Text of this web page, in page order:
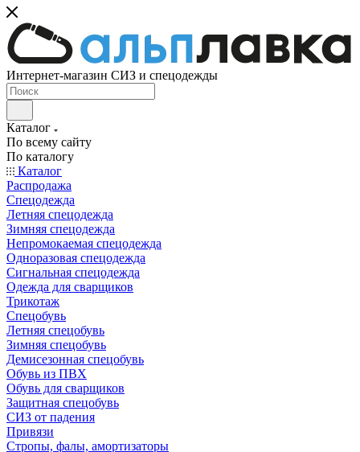
Интернет-магазин СИЗ и спецодежды
Каталог
По всему сайту
По каталогу
Каталог
Распродажа
Спецодежда
Летняя спецодежда
Зимняя спецодежда
Непромокаемая спецодежда
Одноразовая спецодежда
Сигнальная спецодежда
Одежда для сварщиков
Трикотаж
Спецобувь
Летняя спецобувь
Зимняя спецобувь
Демисезонная спецобувь
Обувь из ПВХ
Обувь для сварщиков
Защитная спецобувь
СИЗ от падения
Привязи
Стропы, фалы, амортизаторы